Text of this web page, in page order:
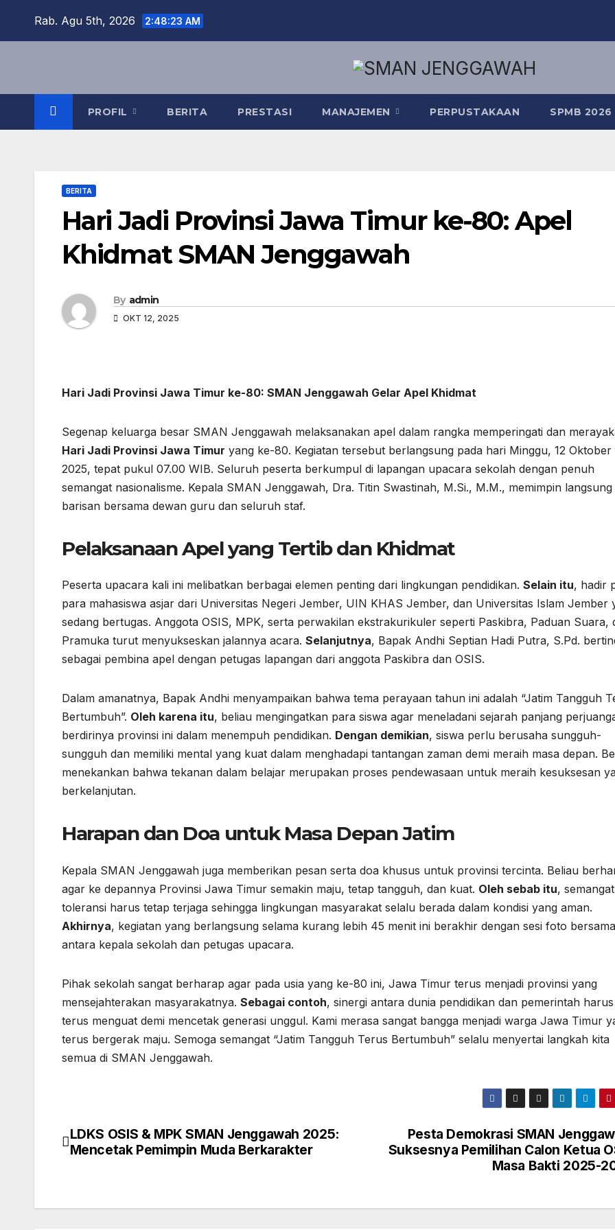
Rab. Agu 5th, 2026 2:48:24 AM
PROFIL BERITA PRESTASI MANAJEMEN PERPUSTAKAAN SPMB 2026
BERITA
Hari Jadi Provinsi Jawa Timur ke-80: Apel
Khidmat SMAN Jenggawah
By admin
OKT 12, 2025
Hari Jadi Provinsi Jawa Timur ke-80: SMAN Jenggawah Gelar Apel Khidmat
Segenap keluarga besar SMAN Jenggawah melaksanakan apel dalam rangka memperingati dan
Hari Jadi Provinsi Jawa Timur yang ke-80. Kegiatan tersebut berlangsung pada hari Minggu, 12 Oktober
2025, tepat pukul 07.00 WIB. Seluruh peserta berkumpul di lapangan upacara sekolah dengan penuh
semangat nasionalisme. Kepala SMAN Jenggawah, Dra. Titin Swastinah, M.Si., M.M., memimpin langsung
barisan bersama dewan guru dan seluruh staf.
Pelaksanaan Apel yang Tertib dan Khidmat
Peserta upacara kali ini melibatkan berbagai elemen penting dari lingkungan pendidikan. Selain itu, hadir
para mahasiswa asjar dari Universitas Negeri Jember, UIN KHAS Jember, dan Universitas Islam Jember
sedang bertugas. Anggota OSIS, MPK, serta perwakilan ekstrakurikuler seperti Paskibra, Paduan Suara,
Pramuka turut menyukseskan jalannya acara. Selanjutnya, Bapak Andhi Septian Hadi Putra, S.Pd.
sebagai pembina apel dengan petugas lapangan dari anggota Paskibra dan OSIS.
Dalam amanatnya, Bapak Andhi menyampaikan bahwa tema perayaan tahun ini adalah “Jatim Tangguh
Bertumbuh”. Oleh karena itu, beliau mengingatkan para siswa agar meneladani sejarah panjang
berdirinya provinsi ini dalam menempuh pendidikan. Dengan demikian, siswa perlu berusaha sungguh-
sungguh dan memiliki mental yang kuat dalam menghadapi tantangan zaman demi meraih masa depan.
menekankan bahwa tekanan dalam belajar merupakan proses pendewasaan untuk meraih kesuksesan
berkelanjutan.
Harapan dan Doa untuk Masa Depan Jatim
Kepala SMAN Jenggawah juga memberikan pesan serta doa khusus untuk provinsi tercinta. Beliau
agar ke depannya Provinsi Jawa Timur semakin maju, tetap tangguh, dan kuat. Oleh sebab itu, semangat
toleransi harus tetap terjaga sehingga lingkungan masyarakat selalu berada dalam kondisi yang aman.
Akhirnya, kegiatan yang berlangsung selama kurang lebih 45 menit ini berakhir dengan sesi foto bersama
antara kepala sekolah dan petugas upacara.
Pihak sekolah sangat berharap agar pada usia yang ke-80 ini, Jawa Timur terus menjadi provinsi yang
mensejahterakan masyarakatnya. Sebagai contoh, sinergi antara dunia pendidikan dan pemerintah harus
terus menguat demi mencetak generasi unggul. Kami merasa sangat bangga menjadi warga Jawa Timur
terus bergerak maju. Semoga semangat “Jatim Tangguh Terus Bertumbuh” selalu menyertai langkah kita
semua di SMAN Jenggawah.
Navigasi
Pesta Demokrasi SMAN
Suksesnya Pemilihan Calon Ketua
Masa Bakti 2025-
LDKS OSIS & MPK SMAN Jenggawah 2025:
Mencetak Pemimpin Muda Berkarakter